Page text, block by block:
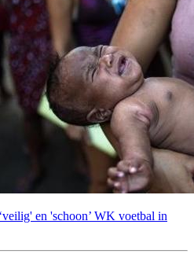
en 'schoon’ WK voetbal in